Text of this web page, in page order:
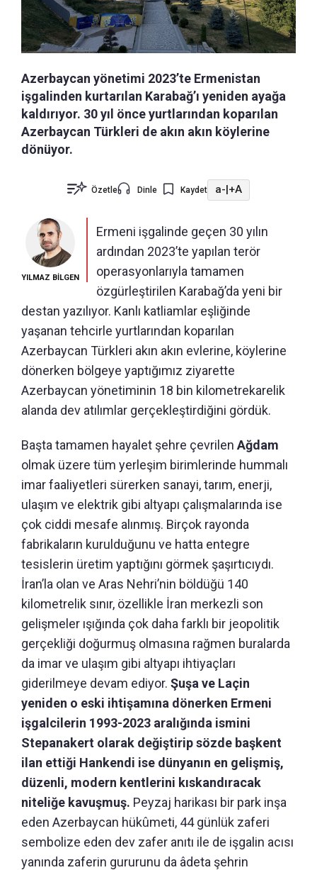
Azerbaycan yönetimi 2023’te Ermenistan
işgalinden kurtarılan Karabağ’ı yeniden ayağa
kaldırıyor. 30 yıl önce yurtlarından koparılan
Azerbaycan Türkleri de akın akın köylerine
dönüyor.
Özetle Dinle Kaydet a-|+A
YILMAZ BİLGEN
Ermeni işgalinde geçen 30 yılın
ardından 2023’te yapılan terör
operasyonlarıyla tamamen
özgürleştirilen Karabağ’da yeni bir
destan yazılıyor. Kanlı katliamlar eşliğinde
yaşanan tehcirle yurtlarından koparılan
Azerbaycan Türkleri akın akın evlerine, köylerine
dönerken bölgeye yaptığımız ziyarette
Azerbaycan yönetiminin 18 bin kilometrekarelik
alanda dev atılımlar gerçekleştirdiğini gördük.
Başta tamamen hayalet şehre çevrilen Ağdam
olmak üzere tüm yerleşim birimlerinde hummalı
imar faaliyetleri sürerken sanayi, tarım, enerji,
ulaşım ve elektrik gibi altyapı çalışmalarında ise
çok ciddi mesafe alınmış. Birçok rayonda
fabrikaların kurulduğunu ve hatta entegre
tesislerin üretim yaptığını görmek şaşırtıcıydı.
İran’la olan ve Aras Nehri’nin böldüğü 140
kilometrelik sınır, özellikle İran merkezli son
gelişmeler ışığında çok daha farklı bir jeopolitik
gerçekliği doğurmuş olmasına rağmen buralarda
da imar ve ulaşım gibi altyapı ihtiyaçları
giderilmeye devam ediyor. Şuşa ve Laçin
yeniden o eski ihtişamına dönerken Ermeni
işgalcilerin 1993-2023 aralığında ismini
Stepanakert olarak değiştirip sözde başkent
ilan ettiği Hankendi ise dünyanın en gelişmiş,
düzenli, modern kentlerini kıskandıracak
niteliğe kavuşmuş. Peyzaj harikası bir park inşa
eden Azerbaycan hükûmeti, 44 günlük zaferi
sembolize eden dev zafer anıtı ile de işgalin acısı
yanında zaferin gururunu da âdeta şehrin